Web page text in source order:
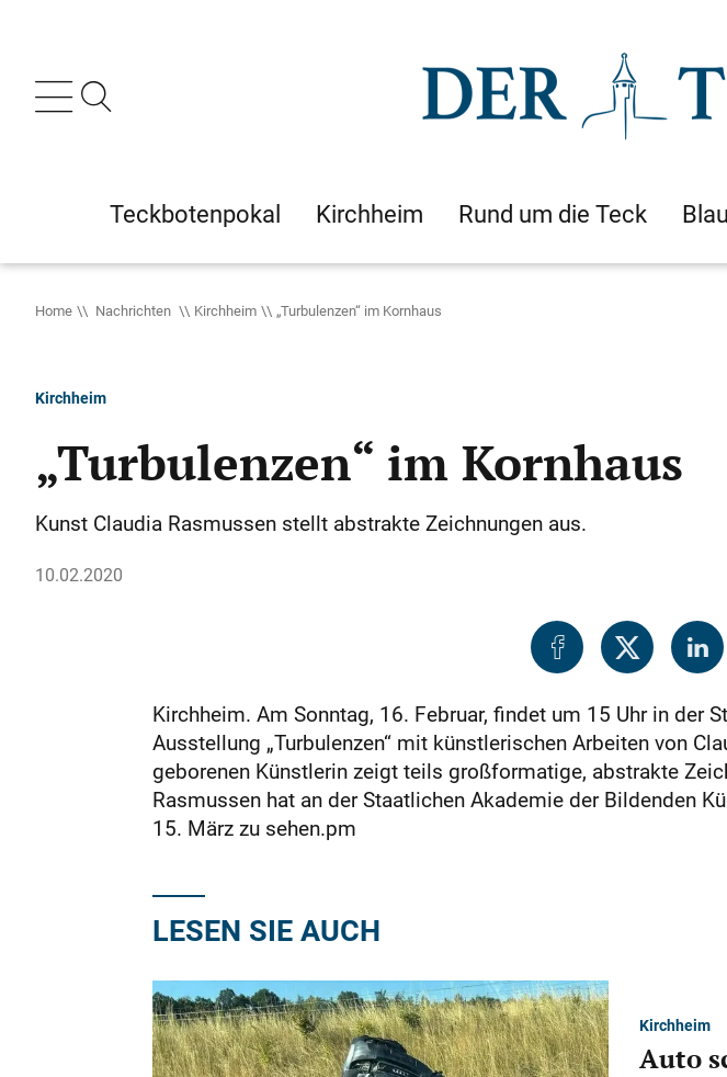
Teckbotenpokal Kirchheim Rund um die Teck
Home Nachrichten Kirchheim „Turbulenzen“ im Kornhaus
Kirchheim
„Turbulenzen“ im Kornhaus
Kunst Claudia Rasmussen stellt abstrakte Zeichnungen aus.
10.02.2020
Kirchheim. Am Sonntag, 16. Februar, findet um 15 Uhr in der
Ausstellung „Turbulenzen“ mit künstlerischen Arbeiten von
geborenen Künstlerin zeigt teils großformatige, abstrakte
Rasmussen hat an der Staatlichen Akademie der Bildenden
15. März zu sehen.pm
LESEN SIE AUCH
Kirchheim
Auto